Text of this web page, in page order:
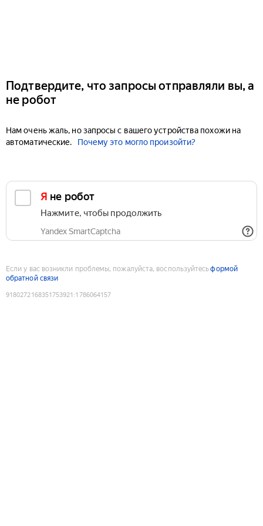
Подтвердите, что запросы отправляли вы, а
не робот
Нам очень жаль, но запросы с вашего устройства похожи на
автоматические.
Почему это могло произойти?
Я не робот
Нажмите, чтобы продолжить
Yandex SmartCaptcha
Если у вас возникли проблемы, пожалуйста, воспользуйтесьформой
обратной связи
9180272168351753921 :1786064157